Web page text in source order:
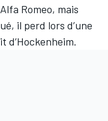
Romeo, mais
il perd lors d’une
d’Hockenheim.